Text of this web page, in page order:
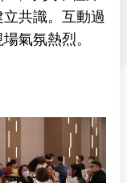
共識。互動過
氣氛熱烈。